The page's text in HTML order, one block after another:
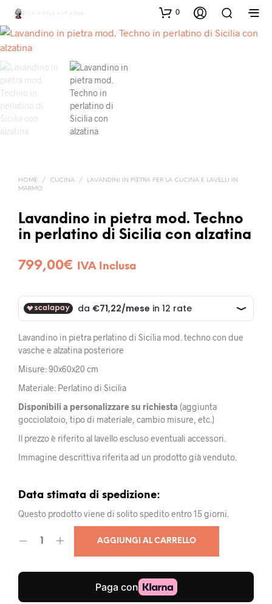
0
HOME / CUCINA /
LAVANDINI IN PIETRA PER LA CUCINA E LAVELLI IN
MARMO
Lavandino in pietra mod. Techno
in perlatino di Sicilia con alzatina
799,00€ IVA Inclusa
Lavandino in pietra perlatino di Sicilia mod. techno con due
vasche e alzatina posteriore
Misure: 90x60x20 cm
Materiale: Perlatino di Sicilia
Disponibili a personalizzare su richiesta (aggiunta
gocciolatoio, tipo di materiale, cambio misure, etc.)
Il prezzo è riferito al lavello escluso eventuali accessori.
Immagine descrittiva riferita ad un prodotto già venduto.
Data stimata di spedizione:
Questo prodotto viene di solito spedito entro 15 giorni.
AGGIUNGI AL CARRELLO